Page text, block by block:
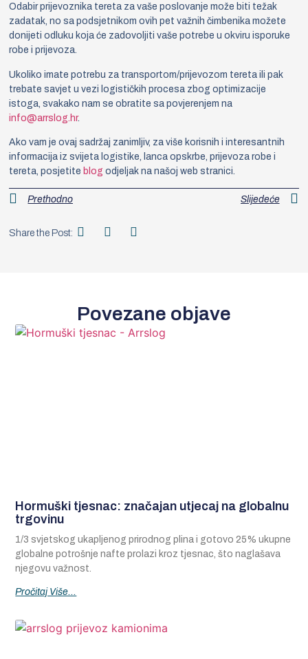
Odabir prijevoznika tereta za vaše poslovanje može biti težak
zadatak, no sa podsjetnikom ovih pet važnih čimbenika možete
donijeti odluku koja će zadovoljiti vaše potrebe u okviru isporuke
robe i prijevoza.
Ukoliko imate potrebu za transportom/prijevozom tereta ili pak
trebate savjet u vezi logističkih procesa zbog optimizacije
istoga, svakako nam se obratite sa povjerenjem na
info@arrslog.hr.
Ako vam je ovaj sadržaj zanimljiv, za više korisnih i interesantnih
informacija iz svijeta logistike, lanca opskrbe, prijevoza robe i
tereta, posjetite blogodjeljak na našoj web stranici.
Prethodno Slijedeće
Share the Post:
Povezane objave
Hormuški tjesnac: značajan utjecaj na globalnu
trgovinu
1/3 svjetskog ukapljenog prirodnog plina i gotovo 25% ukupne
globalne potrošnje nafte prolazi kroz tjesnac, što naglašava
njegovu važnost.
Pročitaj Više...